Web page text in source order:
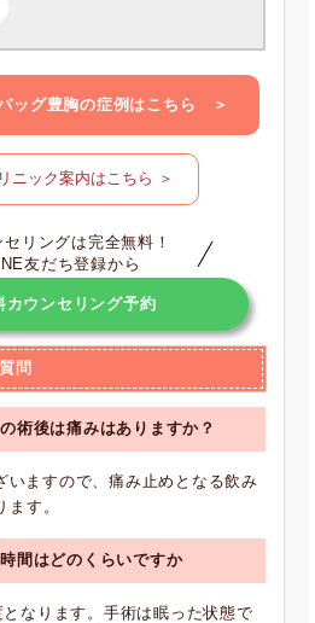
ッグ豊胸の症例 はこちら ＞
ニック案内はこちら ＞
リングは完全無料！
友だち登録から
カウンセリング予約
問
術後は痛みはありますか？
ますので、痛み止めとなる飲み
す。
間はどのくらいですか
なります。手術は眠った状態で